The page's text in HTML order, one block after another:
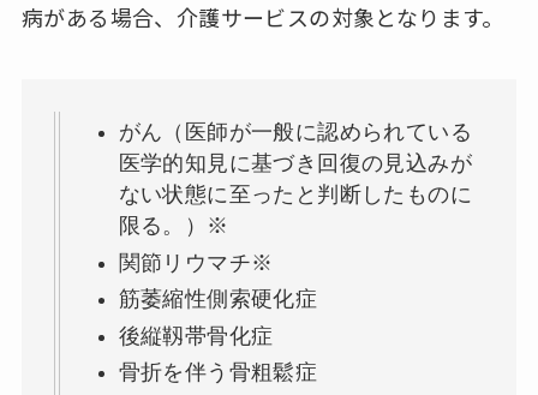
病がある場合、介護サービスの対象となります。
がん（医師が一般に認められている
医学的知見に基づき回復の見込みが
ない状態に至ったと判断したものに
限る。）※
関節リウマチ※
筋萎縮性側索硬化症
後縦靱帯骨化症
骨折を伴う骨粗鬆症